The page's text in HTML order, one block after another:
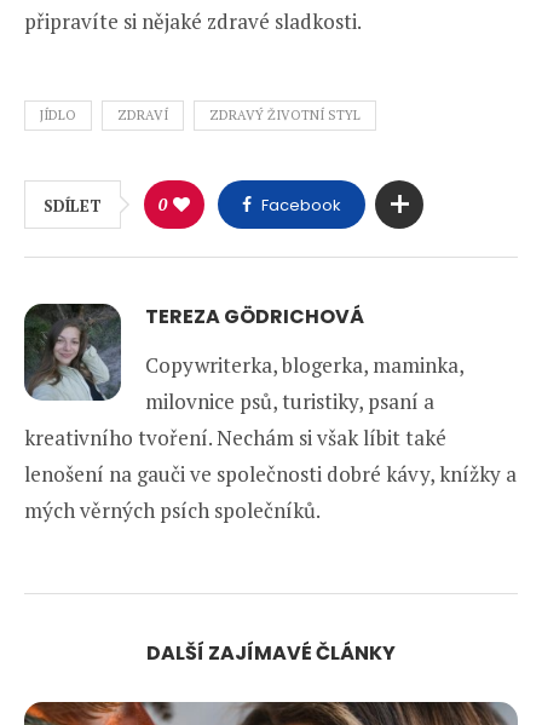
připravíte si nějaké zdravé sladkosti.
JÍDLO ZDRAVÍ ZDRAVÝ ŽIVOTNÍ STYL
SDÍLET 0 Facebook
TEREZA GÖDRICHOVÁ
Copywriterka, blogerka, maminka,
milovnice psů, turistiky, psaní a
kreativního tvoření. Nechám si však líbit také
lenošení na gauči ve společnosti dobré kávy, knížky a
mých věrných psích společníků.
DALŠÍ ZAJÍMAVÉ ČLÁNKY